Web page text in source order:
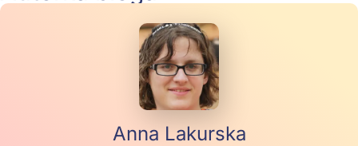
Anna Lakurska